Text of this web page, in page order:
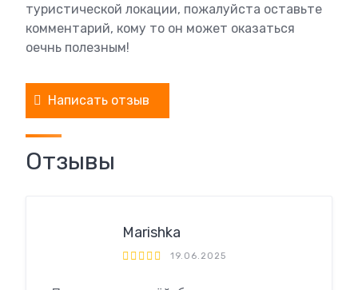
туристической локации, пожалуйста оставьте
комментарий, кому то он может оказаться
оечнь полезным!
Написать отзыв
Отзывы
Marishka
19.06.2025